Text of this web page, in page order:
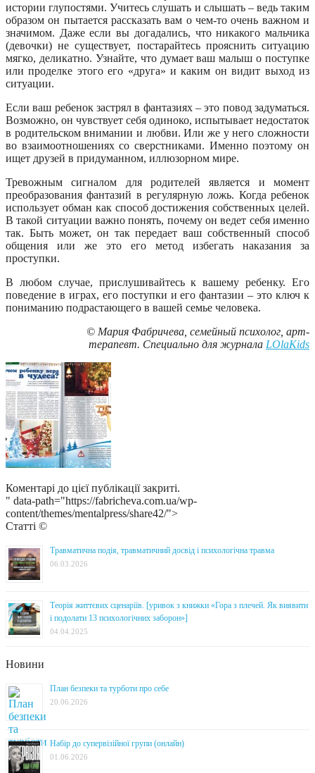
истории глупостями. Учитесь слушать и слышать – ведь таким
образом он пытается рассказать вам о чем-то очень важном и
значимом. Даже если вы догадались, что никакого мальчика
(девочки) не существует, постарайтесь прояснить ситуацию
мягко, деликатно. Узнайте, что думает ваш малыш о поступке
или проделке этого его «друга» и каким он видит выход из
ситуации.
Если ваш ребенок застрял в фантазиях – это повод задуматься.
Возможно, он чувствует себя одиноко, испытывает недостаток
в родительском внимании и любви. Или же у него сложности
во взаимоотношениях со сверстниками. Именно поэтому он
ищет друзей в придуманном, иллюзорном мире.
Тревожным сигналом для родителей является и момент
преобразования фантазий в регулярную ложь. Когда ребенок
использует обман как способ достижения собственных целей.
В такой ситуации важно понять, почему он ведет себя именно
так. Быть может, он так передает ваш собственный способ
общения или же это его метод избегать наказания за
проступки.
В любом случае, прислушивайтесь к вашему ребенку. Его
поведение в играх, его поступки и его фантазии – это ключ к
пониманию подрастающего в вашей семье человека.
© Мария Фабричева, семейный психолог, арт-
терапевт. Специально для журнала LOlaKids
Коментарі до цієї публікації закриті.
" data-path="https://fabricheva.com.ua/wp-
content/themes/mentalpress/share42/">
Статті ©
Травматична подія, травматичний досвід і психологічна травма
06.03.2026
Теорія життєвих сценаріїв. [уривок з книжки «Гора з плечей. Як виявити
і подолати 13 психологічних заборон»]
04.04.2025
Новини
План безпеки та турботи про себе
20.06.2026
Набір до супервізійної групи (онлайн)
01.06.2026